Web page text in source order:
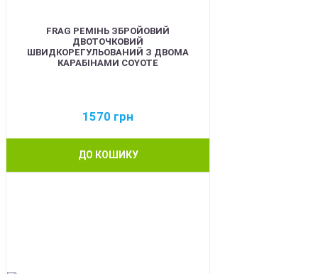
FRAG РЕМІНЬ ЗБРОЙОВИЙ
ДВОТОЧКОВИЙ
ШВИДКОРЕГУЛЬОВАНИЙ З ДВОМА
КАРАБІНАМИ COYOTE
1570 грн
ДО КОШИКУ